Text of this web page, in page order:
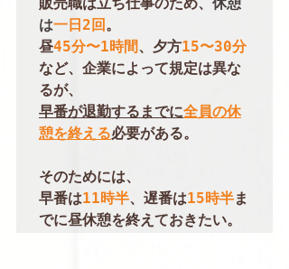
販売職は立ち仕事のため、 休憩
は一日2回 。
昼45分〜1時間、夕方15〜30分
など、企業によって規定は異な
早番が退勤するまでに全員の休
憩を終える必要がある。
そのためには、
早番は11時半、遅番は15時半ま